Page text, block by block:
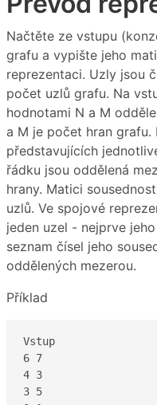
Načtěte ze vstupu
grafu a vypište jeho
reprezentaci. Uzly jsou
počet uzlů grafu. Na
hodnotami N a M
a M je počet hran grafu.
představujících
řádku jsou oddělená
hrany. Matici
uzlů. Ve spojové
jeden uzel - nejprve
seznam čísel jeho
oddělených mezerou.
Příklad
Vstup
6 7
4 3
3 5